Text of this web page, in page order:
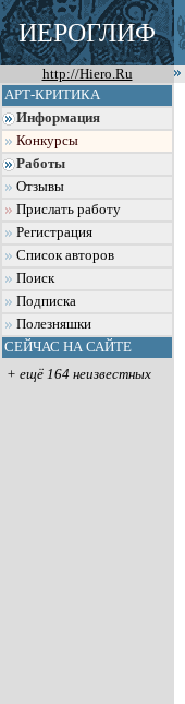
ИЕРОГЛИФ
http://Hiero.Ru
АРТ-КРИТИКА
Информация
Конкурсы
Работы
Отзывы
Прислать работу
Регистрация
Список авторов
Поиск
Подписка
Полезняшки
СЕЙЧАС НА САЙТЕ
+ ещё 164 неизвестных